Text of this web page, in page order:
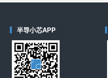
半导小芯APP